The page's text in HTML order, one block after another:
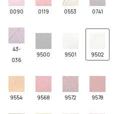
0090 0119 0553 0741
43-
036
9500 9501 9502
9554 9568 9572 9578